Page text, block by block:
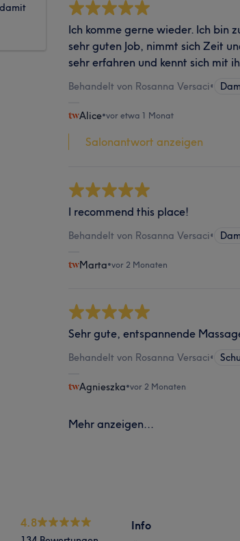
Ich komme gerne wieder. Ich bin
sehr guten Job, nimmt sich Zeit
sehr erfahren und kennt sich mit
Behandelt von Rosanna Versaci•
Alice•vor etwa 1 Monat
Salonantwort anzeigen
I recommend this place!
Behandelt von Rosanna Versaci•
Marta•vor 2 Monaten
Sehr gute, entspannende
Behandelt von Rosanna Versaci•
Agnieszka•vor 2 Monaten
Mehr anzeigen...
4.8
Info